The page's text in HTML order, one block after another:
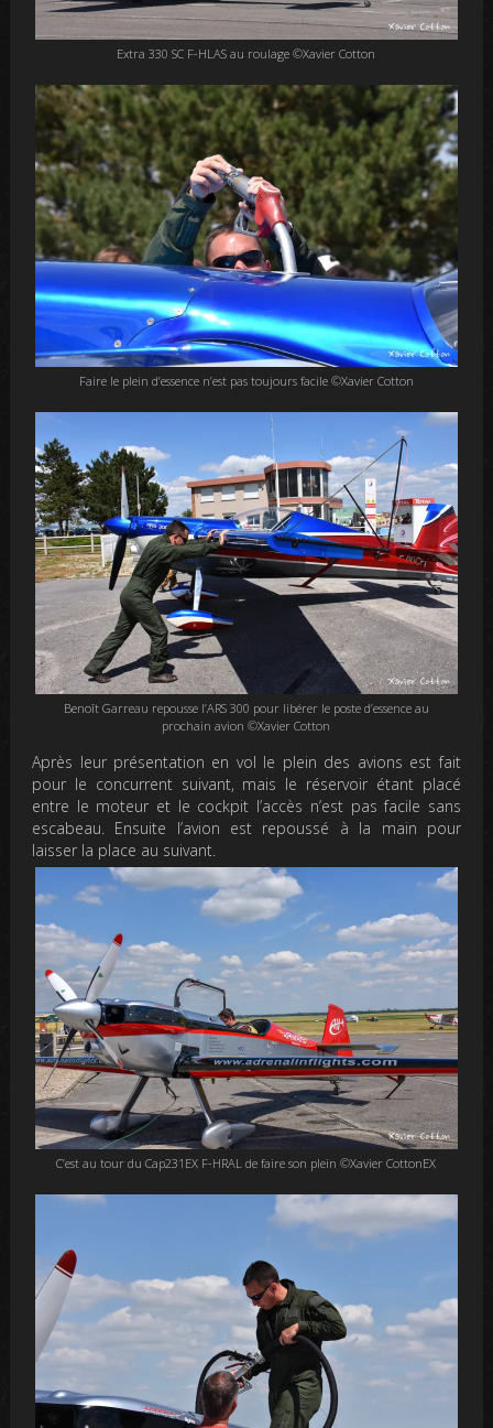
Extra 330 SC F-HLAS au roulage ©Xavier Cotton
Faire le plein d’essence n’est pas toujours facile ©Xavier Cotton
Benoît Garreau repousse l’ARS 300 pour libérer le poste d’essence au
prochain avion ©Xavier Cotton
Après leur présentation en vol le plein des avions est fait
pour le concurrent suivant, mais le réservoir étant placé
entre le moteur et le cockpit l’accès n’est pas facile sans
escabeau. Ensuite l’avion est repoussé à la main pour
laisser la place au suivant.
C’est au tour du Cap231EX F-HRAL de faire son plein ©Xavier CottonEX